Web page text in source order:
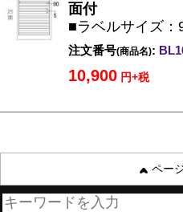
面付
■ラベルサイズ：
注文番号(商品名):
10,900 円+税
ペー